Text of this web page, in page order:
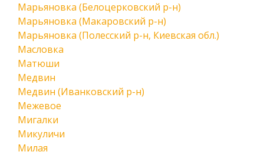
Марьяновка (Белоцерковский р-н)
Марьяновка (Макаровский р-н)
Марьяновка (Полесский р-н, Киевская обл.)
Масловка
Матюши
Медвин
Медвин (Иванковский р-н)
Межевое
Мигалки
Микуличи
Милая